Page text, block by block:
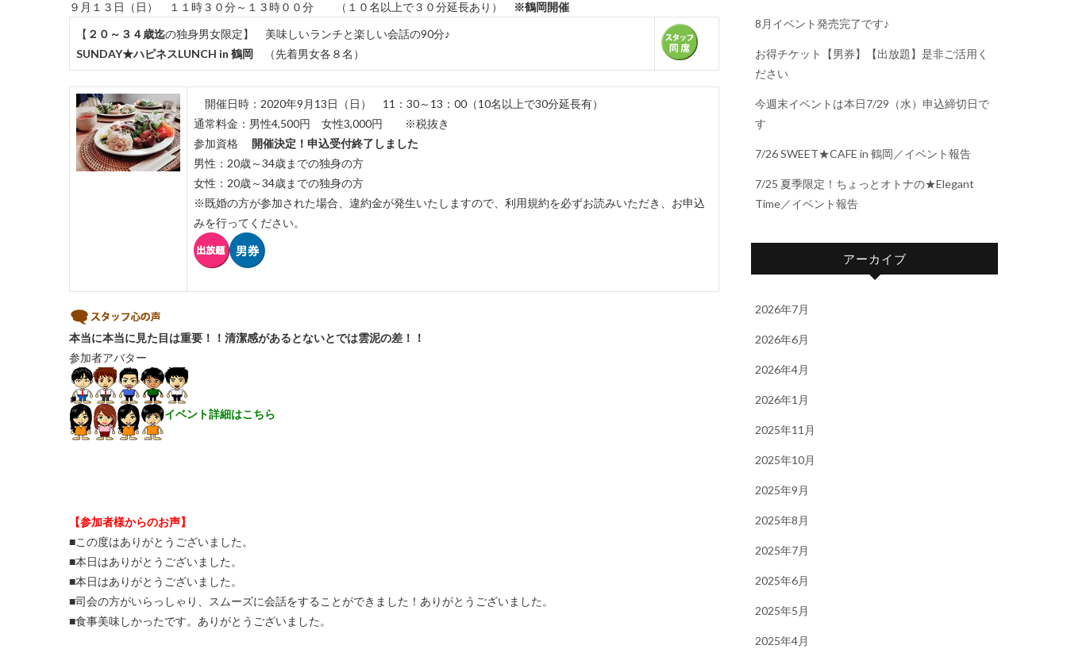
９月１３日（日） １１時３０分～１３時００分 （１０名以上で３０分延長あり）
※鶴岡開催
【 ２０～３４歳迄の独身男女限定】 美味しいランチと楽しい会話の90分♪
SUNDAY★ハピネスLUNCH in 鶴岡
（先着男女各８名）
開催日時：2020年9月13日（日） 11：30～13：00（10名以上で30分延長有）
通常料金：男性4,500円 女性3,000円 ※税抜き
参加資格
開催決定！申込受付終了しました
男性：20歳～34歳までの独身の方
女性：20歳～34歳までの独身の方
※既婚の方が参加された場合、違約金が発生いたしますので、利用規約を必ずお読みいただき、お申込
みを行ってください。
本当に本当に見た目は重要！！清潔感があるとないとでは雲泥の差！！
参加者アバター
イベント詳細はこちら
【参加者様からのお声】
■この度はありがとうございました。
■本日はありがとうございました。
■本日はありがとうございました。
■司会の方がいらっしゃり、スムーズに会話をすることができました！ありがとうございました。
■食事美味しかったです。ありがとうございました。
8月イベント発売完了です♪
お得チケット【男券】【出放題】是非ご活用く
ださい
今週末イベントは本日7/29（水）申込締切日で
す
7/26 SWEET★CAFE in 鶴岡／イベント報告
7/25 夏季限定！ちょっとオトナの★Elegant
Time／イベント報告
アーカイブ
2026年7月
2026年6月
2026年4月
2026年1月
2025年11月
2025年10月
2025年9月
2025年8月
2025年7月
2025年6月
2025年5月
2025年4月